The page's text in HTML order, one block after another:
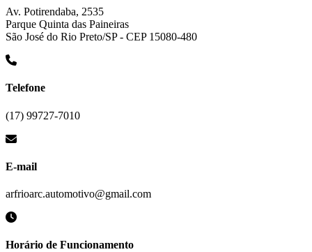
Av. Potirendaba, 2535
Parque Quinta das Paineiras
São José do Rio Preto/SP - CEP 15080-480
Telefone
(17) 99727-7010
E-mail
arfrioarc.automotivo@gmail.com
Horário de Funcionamento